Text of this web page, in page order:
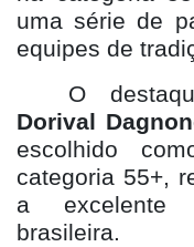
uma série de
equipes de
O
Dorival
escolhido
categoria 55+,
a excelente
brasileira.